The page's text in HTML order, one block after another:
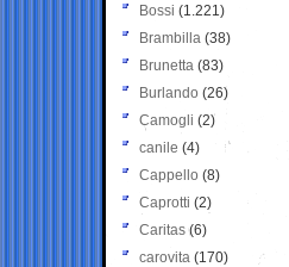
Bossi (1.221)
Brambilla (38)
Brunetta (83)
Burlando (26)
Camogli (2)
canile (4)
Cappello (8)
Caprotti (2)
Caritas (6)
carovita (170)